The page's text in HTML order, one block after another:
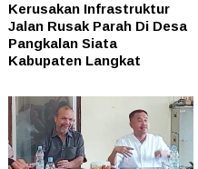
Kerusakan Infrastruktur
Jalan Rusak Parah Di Desa
Pangkalan Siata
Kabupaten Langkat